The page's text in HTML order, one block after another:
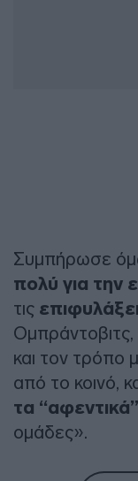
Συμπήρωσε
πολύ για την
τις
Ομπράντοβιτς,
και τον τρόπο
από το κοινό,
τα
ομάδες».